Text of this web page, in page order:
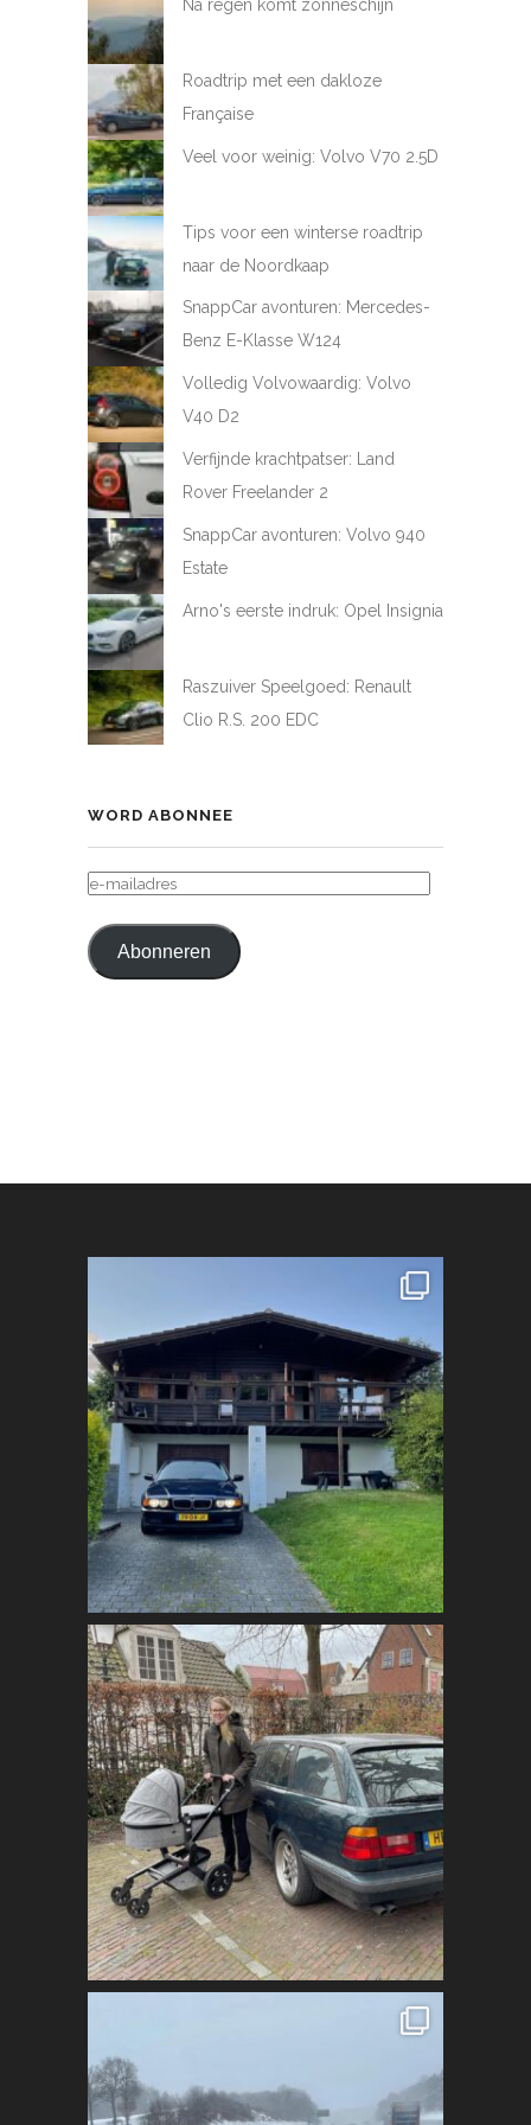
Na regen komt zonneschijn
Roadtrip met een dakloze
Française
Veel voor weinig: Volvo V70 2.5D
Tips voor een winterse roadtrip
naar de Noordkaap
SnappCar avonturen: Mercedes-
Benz E-Klasse W124
Volledig Volvowaardig: Volvo
V40 D2
Verfijnde krachtpatser: Land
Rover Freelander 2
SnappCar avonturen: Volvo 940
Estate
Arno's eerste indruk: Opel Insignia
Raszuiver Speelgoed: Renault
Clio R.S. 200 EDC
WORD ABONNEE
E-
Abonneren